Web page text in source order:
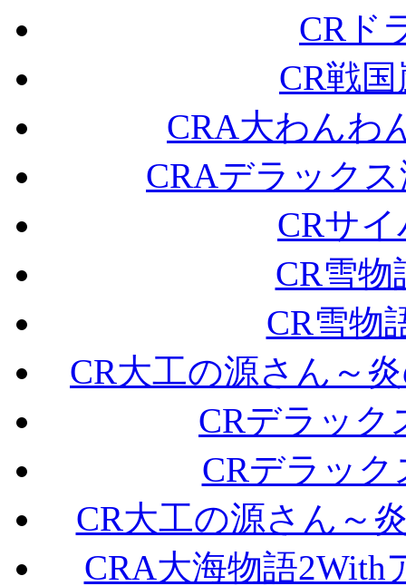
CRド
CR戦
CRA大わんわ
CRAデラック
CRサ
CR雪
CR雪物
CR大工の源さん～
CRデラック
CRデラック
CR大工の源さん～
CRA大海物語